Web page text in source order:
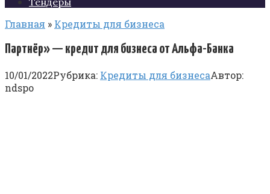
Главная » Кредиты для бизнеса
Партнёр» — кредит для бизнеса от Альфа-Банка
10/01/2022Рубрика: Кредиты для бизнесаАвтор:
ndspo